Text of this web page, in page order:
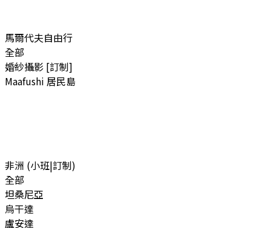
馬爾代夫自由行
全部
婚紗攝影 [訂制]
Maafushi 居民島
非洲 (小班|訂制)
全部
坦桑尼亞
烏干達
盧安達